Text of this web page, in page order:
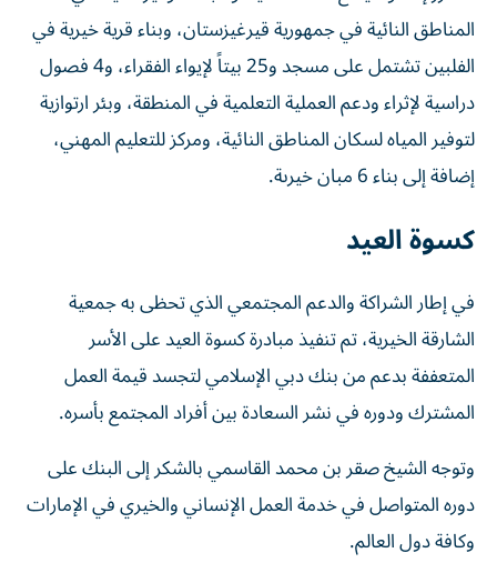
المناطق النائية في جمهورية قيرغيزستان، وبناء قرية خيرية في
الفلبين تشتمل على مسجد و25 بيتاً لإيواء الفقراء، و4 فصول
دراسية لإثراء ودعم العملية التعلمية في المنطقة، وبئر ارتوازية
لتوفير المياه لسكان المناطق النائية، ومركز للتعليم المهني،
إضافة إلى بناء 6 مبان خيرىة.
كسوة العيد
في إطار الشراكة والدعم المجتمعي الذي تحظى به جمعية
الشارقة الخيرية، تم تنفيذ مبادرة كسوة العيد على الأسر
المتعففة بدعم من بنك دبي الإسلامي لتجسد قيمة العمل
المشترك ودوره في نشر السعادة بين أفراد المجتمع بأسره.
وتوجه الشيخ صقر بن محمد القاسمي بالشكر إلى البنك على
دوره المتواصل في خدمة العمل الإنساني والخيري في الإمارات
وكافة دول العالم.